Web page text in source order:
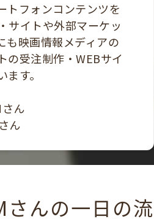
トフォンコンテンツを
サイトや外部マーケッ
も映画情報メディアの
の受注制作・WEBサイ
す。
ん
ん
さんの一日の流